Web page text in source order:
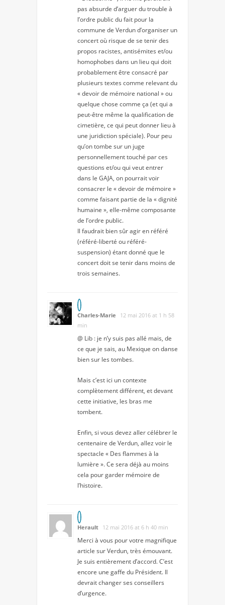
pas absurde d’arguer du trouble à
l’ordre public du fait pour la
commune de Verdun d’organiser un
concert où risque de se tenir des
propos racistes, antisémites et/ou
homophobes dans un lieu qui doit
probablement être consacré par
plusieurs textes comme relevant du
« devoir de mémoire national » ou
quelque chose comme ça (et qui a
peut-être même la qualification de
cimetière, ce qui peut donner lieu à
une juridiction spéciale). Pour peu
qu’on tombe sur un juge
personnellement touché par ces
questions et/ou qui veut entrer
dans le GAJA, on pourrait voir
consacrer le « devoir de mémoire »
comme faisant partie de la « dignité
humaine », elle-même composante
de l’ordre public.
Il faudrait bien sûr agir en référé
(référé-liberté ou référé-
suspension) étant donné que le
concert doit se tenir dans moins de
trois semaines.
Charles-Marie
12 mai 2016 at 1 h 58
min
@ Lib : je n’y suis pas allé mais, de
ce que je sais, au Mexique on danse
bien sur les tombes.
Mais c’est ici un contexte
complètement différent, et devant
cette initiative, les bras me
tombent.
Enfin, si vous devez aller célébrer le
centenaire de Verdun, allez voir le
spectacle « Des flammes à la
lumière ». Ce sera déjà au moins
cela pour garder mémoire de
l’histoire.
Herault 12 mai 2016 at 6 h 40 min
Merci à vous pour votre magnifique
article sur Verdun, très émouvant.
Je suis entièrement d’accord. C’est
encore une gaffe du Président. Il
devrait changer ses conseillers
d’urgence.